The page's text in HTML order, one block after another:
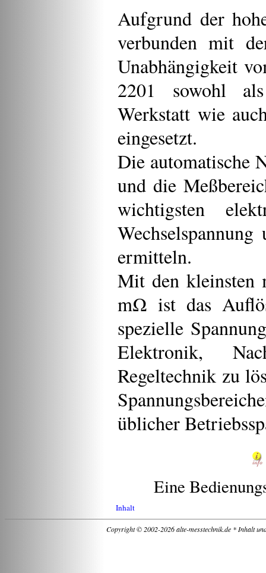
Aufgrund der
verbunden mit
Unabhängigkeit
2201 sowohl
Werkstatt wie
eingesetzt.
Die automatische
und die
wichtigsten
ermitteln.
Mit den kleinsten
mΩ ist das
spezielle
Elektronik,
Regeltechnik zu
üblicher
Eine
Inhalt
Copyright © 2002-2026 alte-messtechnik.de * Inhalt